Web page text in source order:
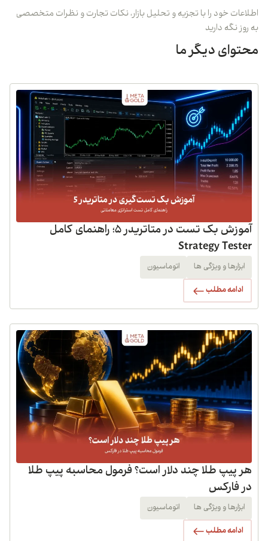
اطلاعات خود را با تجزیه و تحلیل بازار، نکات تجارت و نظرات متخصصی
به روز نگه دارید
محتوای دیگر ما
آموزش بک تست در متاتریدر 5؛ راهنمای کامل
Strategy Tester
ابزارها و ویژگی ها اتوماسیون
ادامه مطلب
هر پیپ طلا چند دلار است؟ فرمول محاسبه پیپ طلا
در فارکس
ابزارها و ویژگی ها اتوماسیون
ادامه مطلب